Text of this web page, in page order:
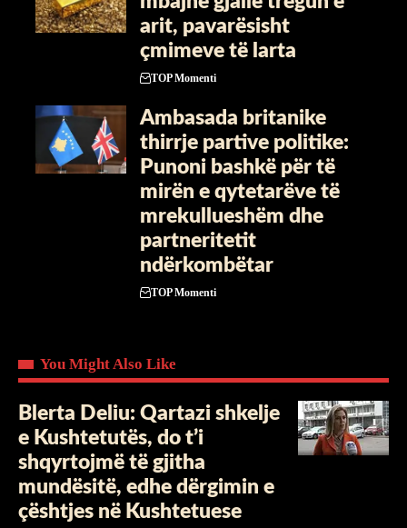
arit, pavarësisht
çmimeve të larta
TOP Momenti
Ambasada britanike
thirrje partive politike:
Punoni bashkë për të
mirën e qytetarëve të
mrekullueshëm dhe
partneritetit
ndërkombëtar
TOP Momenti
You Might Also Like
Blerta Deliu: Qartazi shkelje
e Kushtetutës, do t’i
shqyrtojmë të gjitha
mundësitë, edhe dërgimin e
çështjes në Kushtetuese